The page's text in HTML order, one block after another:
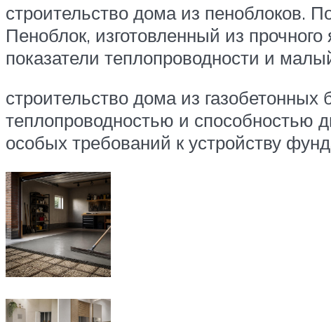
строительство дома из пеноблоков.
Пеноблок, изготовленный из
показатели теплопроводности и
строительство дома из
теплопроводностью и способностью
особых требований к устройству